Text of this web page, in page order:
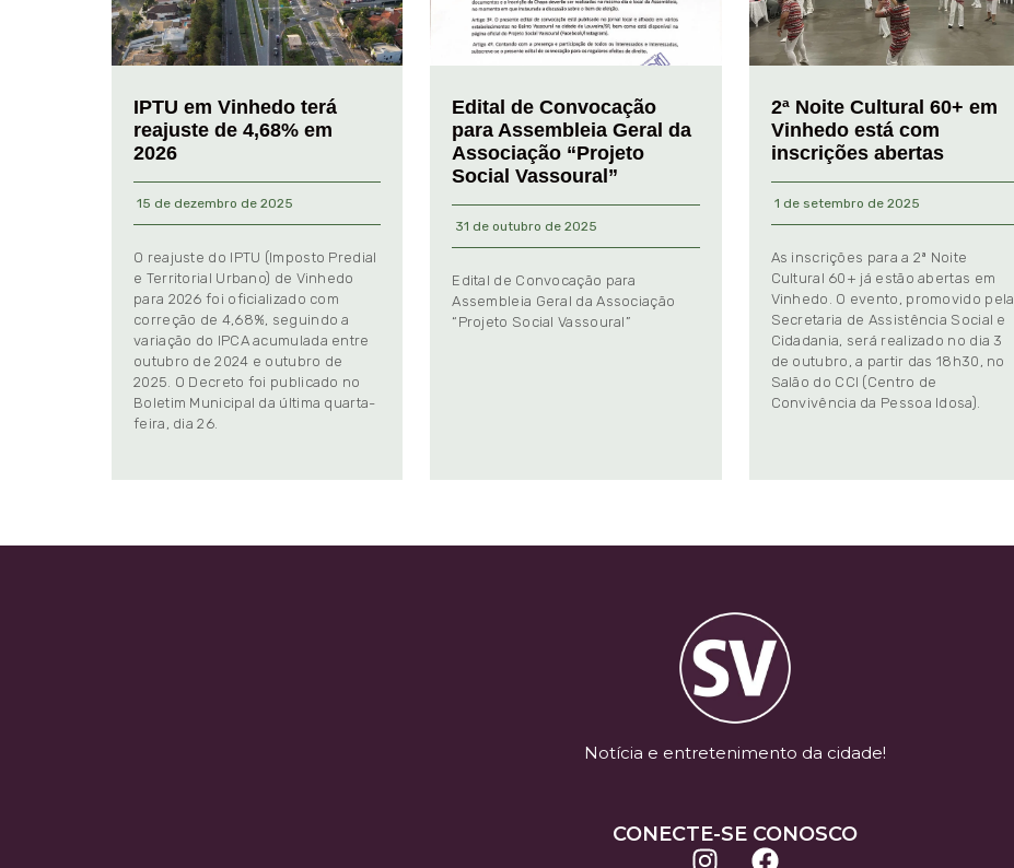
IPTU em Vinhedo terá
reajuste de 4,68% em
2026
15 de dezembro de 2025
O reajuste do IPTU (Imposto Predial
e Territorial Urbano) de Vinhedo
para 2026 foi oficializado com
correção de 4,68%, seguindo a
variação do IPCA acumulada entre
outubro de 2024 e outubro de
2025. O Decreto foi publicado no
Boletim Municipal da última quarta-
feira, dia 26.
Edital de Convocação
para Assembleia Geral da
Associação “Projeto
Social Vassoural”
31 de outubro de 2025
Edital de Convocação para
Assembleia Geral da Associação
“Projeto Social Vassoural”
2ª Noite Cultural 60+ em
Vinhedo está com
inscrições abertas
1 de setembro de 2025
As inscrições para a 2ª Noite
Cultural 60+ já estão abertas em
Vinhedo. O evento, promovido pela
Secretaria de Assistência Social e
Cidadania, será realizado no dia 3
de outubro, a partir das 18h30, no
Salão do CCI (Centro de
Convivência da Pessoa Idosa).
Notícia e entretenimento da cidade!
CONECTE-SE CONOSCO